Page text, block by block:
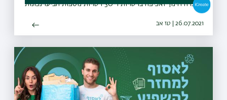
הסברה חינוך ואכיפה ברשויות ו-30 רשויות נוספות הביעו נכונות
להצטרף גם הן למיזם
26.07.2021 | טז אב